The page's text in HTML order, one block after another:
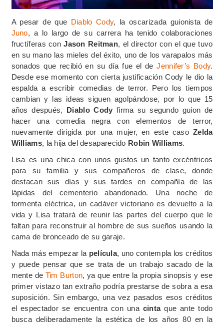
A pesar de que Diablo Cody, la oscarizada guionista de
Juno, a lo largo de su carrera ha tenido colaboraciones
fructíferas conJason Reitman, el director con el que tuvo
en su mano las mieles del éxito, uno de los varapalos más
sonados que recibió en su día fue el deJennifer’s Body.
Desde ese momento con cierta justificación Cody le dio la
espalda a escribir comedias de terror. Pero los tiempos
cambian y las ideas siguen agolpándose, por lo que 15
años después, Diablo Cody firma su segundo guion de
hacer una comedia negra con elementos de terror,
nuevamente dirigida por una mujer, en este caso Zelda
Williams, la hija del desaparecido Robin Williams.
Lisa es una chica con unos gustos un tanto excéntricos
para su familia y sus compañeros de clase, donde
destacan sus días y sus tardes en compañía de las
lápidas del cementerio abandonado. Una noche de
tormenta eléctrica, un cadáver victoriano es devuelto a la
vida y Lisa tratará de reunir las partes del cuerpo que le
faltan para reconstruir al hombre de sus sueños usando la
cama de bronceado de su garaje.
Nada más empezar la película, uno contempla los créditos
y puede pensar que se trata de un trabajo sacado de la
mente de Tim Burton, ya que entre la propia sinopsis y ese
primer vistazo tan extraño podría prestarse de sobra a esa
suposición. Sin embargo, una vez pasados esos créditos
el espectador se encuentra con una cintaque ante todo
busca deliberadamente la estética de los años 80 en la